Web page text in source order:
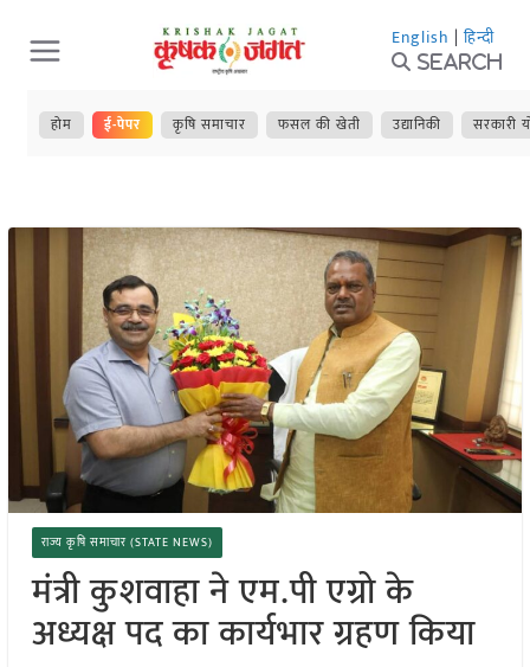
Skip
to
content
English | हिन्दी
Search
होम ई-पेपर कृषि समाचार फसल की खेती उद्यानिकी सरकारी
राज्य कृषि समाचार (STATE NEWS)
मंत्री कुशवाहा ने एम.पी एग्रो के
अध्यक्ष पद का कार्यभार ग्रहण किया